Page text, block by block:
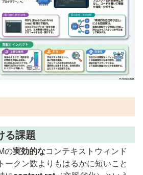
る課題
の実効的なコンテキストウィンド
ークン数よりもはるかに短いこと